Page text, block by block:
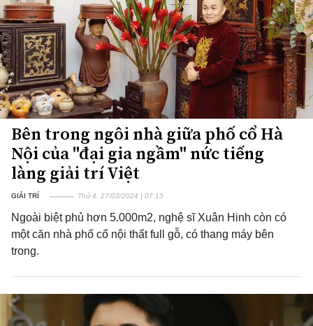
Bên trong ngôi nhà giữa phố cổ Hà
Nội của "đại gia ngầm" nức tiếng
làng giải trí Việt
GIẢI TRÍ Thứ 4, 27/03/2024 | 07:15
Ngoài biệt phủ hơn 5.000m2, nghệ sĩ Xuân Hinh còn có
một căn nhà phố cổ nội thất full gỗ, có thang máy bên
trong.